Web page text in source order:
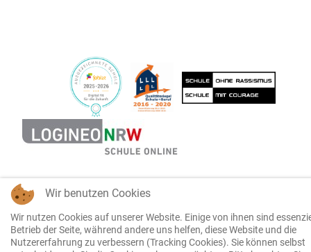
Wir benutzen Cookies
Wir nutzen Cookies auf unserer Website. Einige von ihnen sind
Betrieb der Seite, während andere uns helfen, diese Website und die
Nutzererfahrung zu verbessern (Tracking Cookies). Sie können selbst